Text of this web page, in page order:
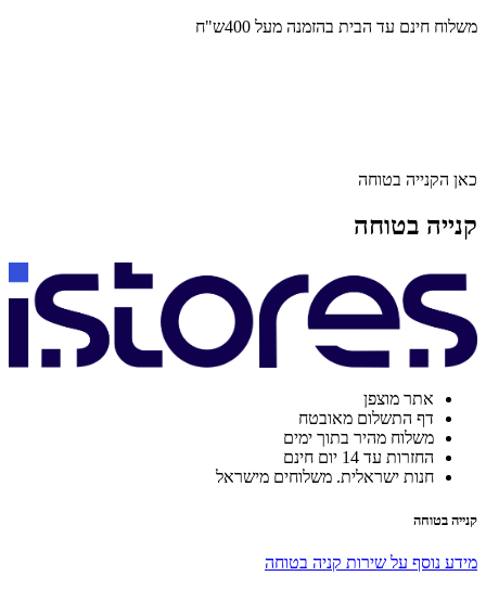
משלוח חינם עד הבית בהזמנה מעל 400ש"ח
כאן הקנייה בטוחה
קנייה בטוחה
אתר מוצפן
דף התשלום מאובטח
משלוח מהיר בתוך ימים
החזרות עד 14 יום חינם
חנות ישראלית. משלוחים מישראל
קנייה בטוחה
מידע נוסף על שירות קניה בטוחה